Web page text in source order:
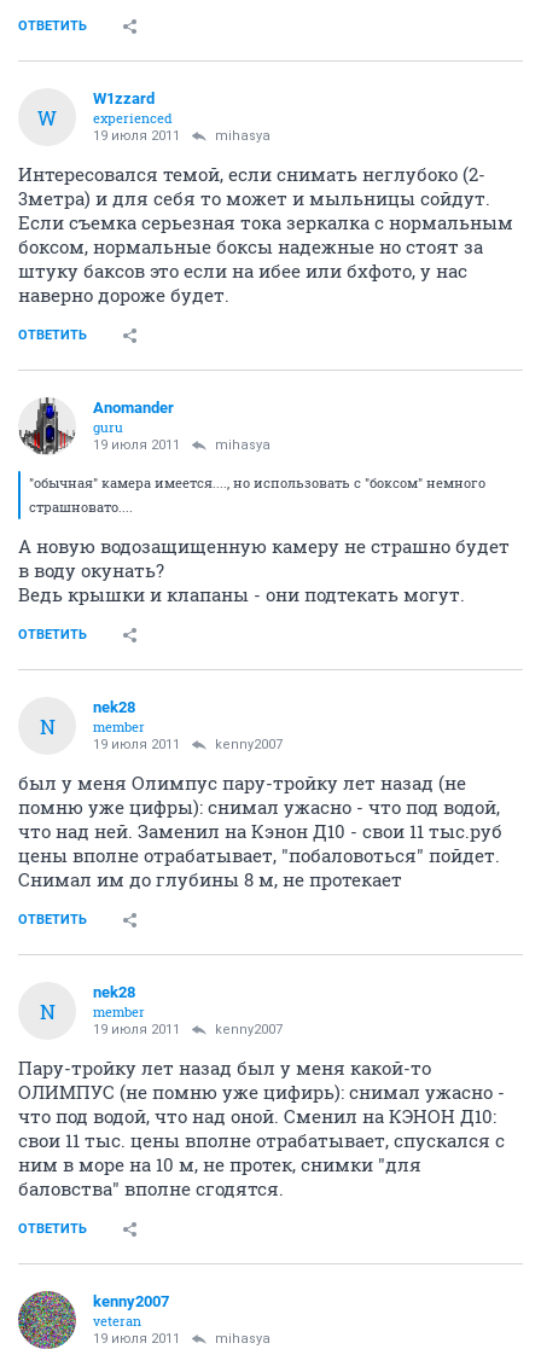
ОТВЕТИТЬ
W
W1zzard
experienced
19 июля 2011 mihasya
Интересовался темой, если снимать неглубоко (2-
3метра) и для себя то может и мыльницы сойдут.
Если съемка серьезная тока зеркалка с нормальным
боксом, нормальные боксы надежные но стоят за
штуку баксов это если на ибее или бхфото, у нас
наверно дороже будет.
ОТВЕТИТЬ
Anomander
guru
19 июля 2011 mihasya
"обычная" камера имеется...., но использовать с "боксом" немного
страшновато....
А новую водозащищенную камеру не страшно будет
в воду окунать?
Ведь крышки и клапаны - они подтекать могут.
ОТВЕТИТЬ
N
nek28
member
19 июля 2011 kenny2007
был у меня Олимпус пару-тройку лет назад (не
помню уже цифры): снимал ужасно - что под водой,
что над ней. Заменил на Кэнон Д10 - свои 11 тыс.руб
цены вполне отрабатывает, "побаловоться" пойдет.
Снимал им до глубины 8 м, не протекает
ОТВЕТИТЬ
N
nek28
member
19 июля 2011 kenny2007
Пару-тройку лет назад был у меня какой-то
ОЛИМПУС (не помню уже цифирь): снимал ужасно -
что под водой, что над оной. Сменил на КЭНОН Д10:
свои 11 тыс. цены вполне отрабатывает, спускался с
ним в море на 10 м, не протек, снимки "для
баловства" вполне сгодятся.
ОТВЕТИТЬ
kenny2007
veteran
19 июля 2011 mihasya